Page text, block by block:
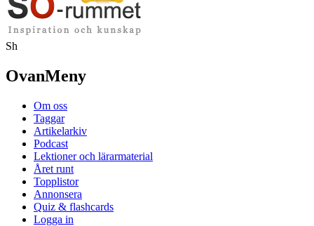
Sh
OvanMeny
Om oss
Taggar
Artikelarkiv
Podcast
Lektioner och lärarmaterial
Året runt
Topplistor
Annonsera
Quiz & flashcards
Logga in